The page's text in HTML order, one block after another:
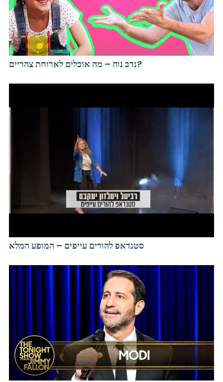
נדב נוה – מה אוכלים לארוחת צהריים?
סטנדאפ להורים עייפים – המופע המלא